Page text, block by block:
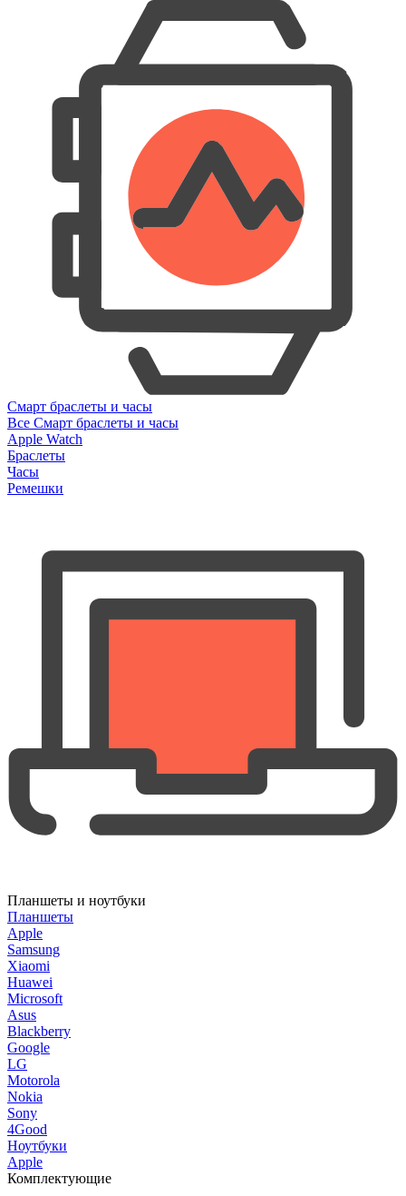
Смарт браслеты и часы
Все Смарт браслеты и часы
Apple Watch
Браслеты
Часы
Ремешки
Планшеты и ноутбуки
Планшеты
Apple
Samsung
Xiaomi
Huawei
Microsoft
Asus
Blackberry
Google
LG
Motorola
Nokia
Sony
4Good
Ноутбуки
Apple
Комплектующие